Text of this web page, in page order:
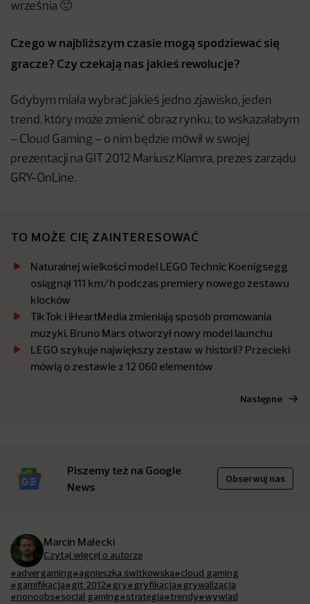
września 🙂
Czego w najbliższym czasie mogą spodziewać się
gracze? Czy czekają nas jakieś rewolucje?
Gdybym miała wybrać jakieś jedno zjawisko, jeden
trend, który może zmienić obraz rynku, to wskazałabym
– Cloud Gaming – o nim będzie mówił w swojej
prezentacji na GIT 2012 Mariusz Klamra, prezes zarządu
GRY-OnLine.
TO MOŻE CIĘ ZAINTERESOWAĆ
Naturalnej wielkości model LEGO Technic Koenigsegg
osiągnął 111 km/h podczas premiery nowego zestawu
klocków
TikTok i iHeartMedia zmieniają sposób promowania
muzyki. Bruno Mars otworzył nowy model launchu
LEGO szykuje największy zestaw w historii? Przecieki
mówią o zestawie z 12 060 elementów
Następne
Piszemy też na Google
News
Obserwuj nas
Marcin Małecki
Czytaj więcej o autorze
#advergaming#agnieszka świtkowska#cloud gaming
#gamifikacja#git 2012#gry#gryfikacja#grywalizacja
#nonoobs#social gaming#strategia#trendy#wywiad